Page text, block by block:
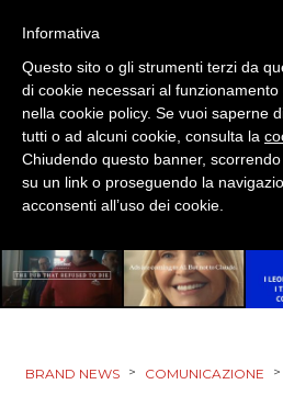
BRAND NEWS > COMUNICAZIONE >
Informativa
Questo sito o gli strumenti terzi da
di cookie necessari al
nella cookie policy. Se vuoi saperne
tutti o ad alcuni cookie, consulta la
Chiudendo questo banner,
su un link o proseguendo la
acconsenti all’uso dei cookie.